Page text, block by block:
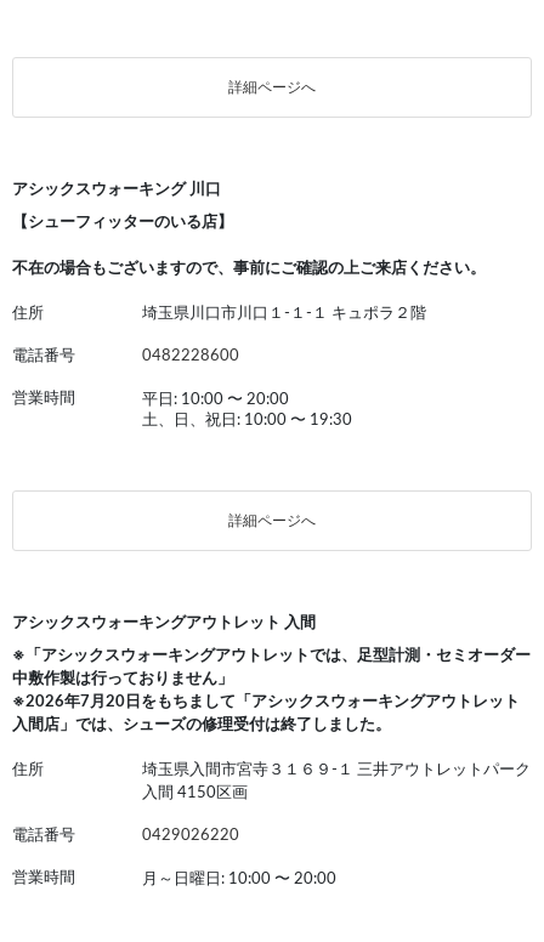
詳細ページへ
アシックスウォーキング 川口
【シューフィッターのいる店】
不在の場合もございますので、事前にご確認の上ご来店ください。
住所 埼玉県川口市川口１-１-１ キュポラ２階
電話番号 0482228600
営業時間 平日: 10:00 〜 20:00
土、日、祝日: 10:00 〜 19:30
詳細ページへ
アシックスウォーキングアウトレット 入間
※「アシックスウォーキングアウトレットでは、足型計測・セミオーダー
中敷作製は行っておりません」
※2026年7月20日をもちまして「アシックスウォーキングアウトレット
入間店」では、シューズの修理受付は終了しました。
住所
埼玉県入間市宮寺３１６９-１ 三井アウトレットパーク
入間 4150区画
電話番号 0429026220
営業時間 月～日曜日: 10:00 〜 20:00